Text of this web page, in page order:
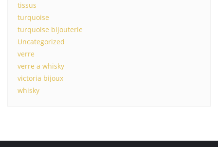
tissus
turquoise
turquoise bijouterie
Uncategorized
verre
verre a whisky
victoria bijoux
whisky